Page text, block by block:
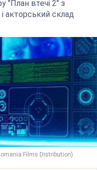
"План втечі 2" з
акторський склад
Films Distribution)